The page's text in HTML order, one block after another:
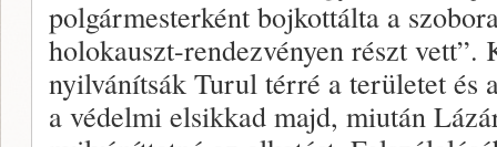
polgármesterként bojkottálta a
holokauszt-rendezvényen részt vett”.
nyilvánítsák Turul térré a területet és
a védelmi elsikkad majd, miután